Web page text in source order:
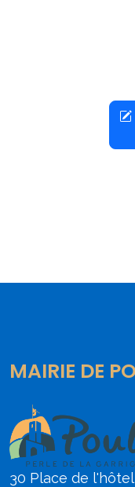
MAIRIE DE
30 Place de